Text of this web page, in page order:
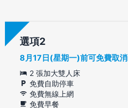
選項
8月17日(星期一)前可免費取消
2 張加大雙人床
免費自助停車
免費無線上網
免費早餐